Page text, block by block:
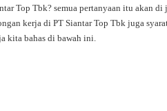
Top Tbk? semua pertanyaan itu akan di
kerja di PT Siantar Top Tbk juga
kita bahas di bawah ini.